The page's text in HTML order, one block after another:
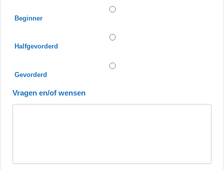
Beginner
Halfgevorderd
Gevorderd
Vragen en/of wensen